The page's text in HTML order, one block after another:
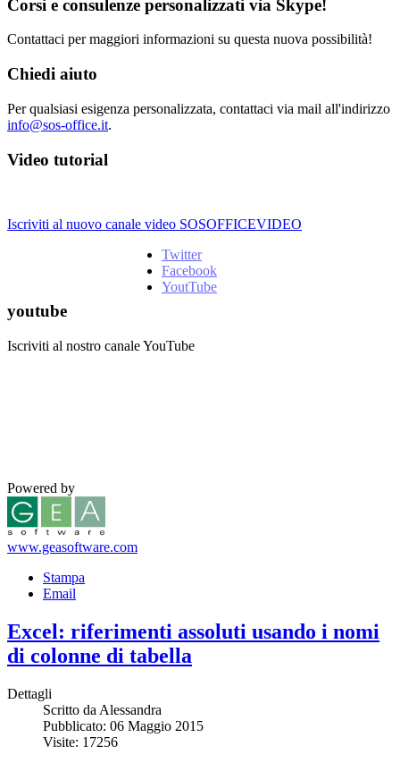
Corsi e consulenze personalizzati via Skype!
Contattaci per maggiori informazioni su questa nuova possibilità!
Chiedi aiuto
Per qualsiasi esigenza personalizzata, contattaci via mail all'indirizzo
info@sos-office.it.
Video tutorial
Iscriviti al nuovo canale video SOSOFFICEVIDEO
Twitter
Facebook
YoutTube
youtube
Iscriviti al nostro canale YouTube
Powered by
www.geasoftware.com
Stampa
Email
Excel: riferimenti assoluti usando i nomi
di colonne di tabella
Dettagli
Scritto da Alessandra
Pubblicato: 06 Maggio 2015
Visite: 17256